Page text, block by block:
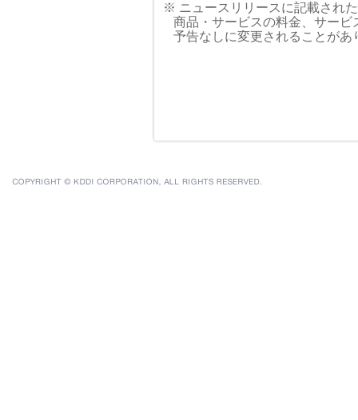
※ ニュースリリースに記載され
商品・サービスの料金、サー
予告なしに変更されることが